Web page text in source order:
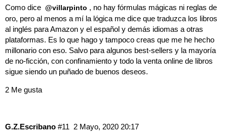
Como dice @villarpinto , no hay fórmulas mágicas ni reglas de
oro, pero al menos a mí la lógica me dice que traduzca los libros
al inglés para Amazon y el español y demás idiomas a otras
plataformas. Es lo que hago y tampoco creas que me he hecho
millonario con eso. Salvo para algunos best-sellers y la mayoría
de no-ficción, con confinamiento y todo la venta online de libros
sigue siendo un puñado de buenos deseos.
2 Me gusta
G.Z.Escribano 2 Mayo, 2020 20:17
#11